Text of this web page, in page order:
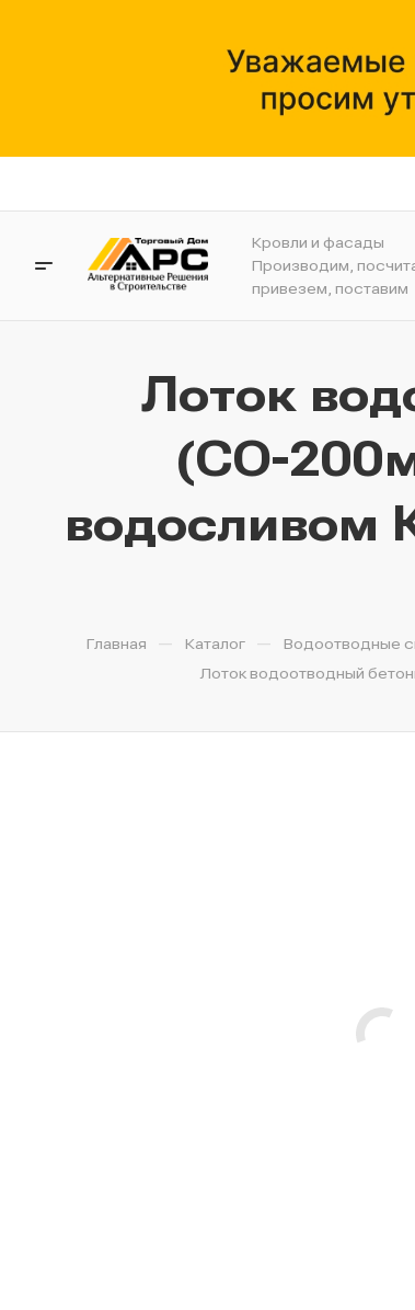
Кровли и фасады
Производим,
привезем, поставим
Лоток
(СО-
водосливом
Главная — Каталог — Водоотводные
Лоток водоотводный